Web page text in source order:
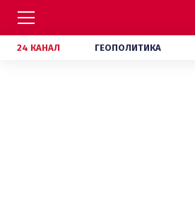
24 КАНАЛ ГЕОПОЛИТИКА